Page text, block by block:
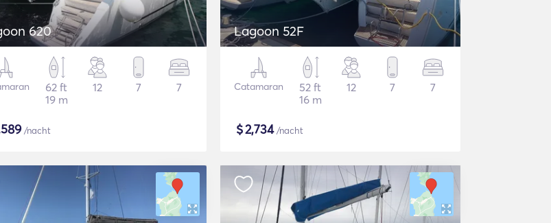
620
62 ft
19 m
12 7 7
/nacht
Lagoon 52F
Catamaran
52 ft
16 m
12 7 7
$2,734/nacht